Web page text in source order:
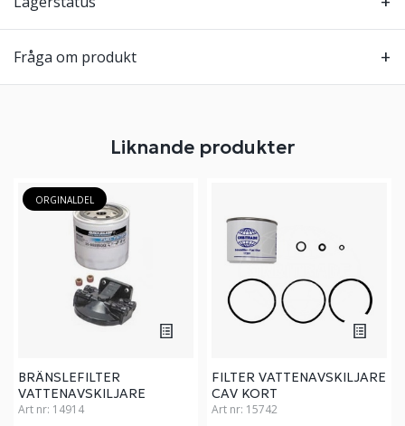
Fråga om produkt
Liknande produkter
ORGINALDEL
BRÄNSLEFILTER
VATTENAVSKILJARE
MERCURY YAMAHA MFL
Art nr: 14914
FILTER VATTENAVSKILJARE
CAV KORT
Art nr: 15742